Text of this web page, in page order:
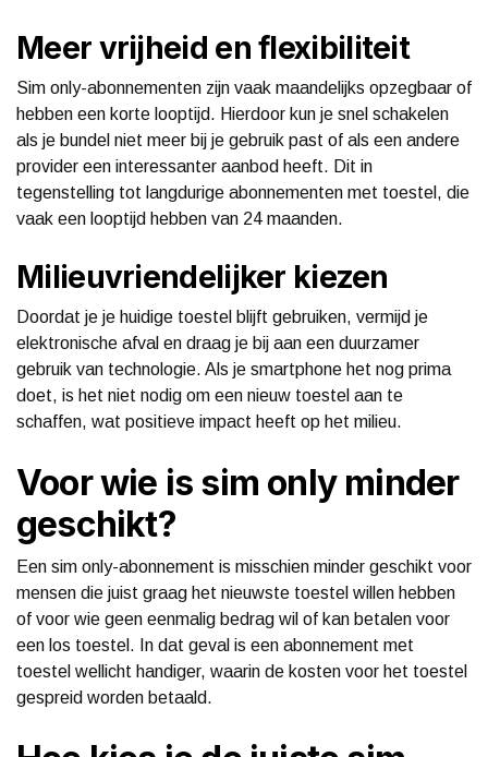
Meer vrijheid en flexibiliteit
Sim only-abonnementen zijn vaak maandelijks opzegbaar of
hebben een korte looptijd. Hierdoor kun je snel schakelen
als je bundel niet meer bij je gebruik past of als een andere
provider een interessanter aanbod heeft. Dit in
tegenstelling tot langdurige abonnementen met toestel, die
vaak een looptijd hebben van 24 maanden.
Milieuvriendelijker kiezen
Doordat je je huidige toestel blijft gebruiken, vermijd je
elektronische afval en draag je bij aan een duurzamer
gebruik van technologie. Als je smartphone het nog prima
doet, is het niet nodig om een nieuw toestel aan te
schaffen, wat positieve impact heeft op het milieu.
Voor wie is sim only minder
geschikt?
Een sim only-abonnement is misschien minder geschikt voor
mensen die juist graag het nieuwste toestel willen hebben
of voor wie geen eenmalig bedrag wil of kan betalen voor
een los toestel. In dat geval is een abonnement met
toestel wellicht handiger, waarin de kosten voor het toestel
gespreid worden betaald.